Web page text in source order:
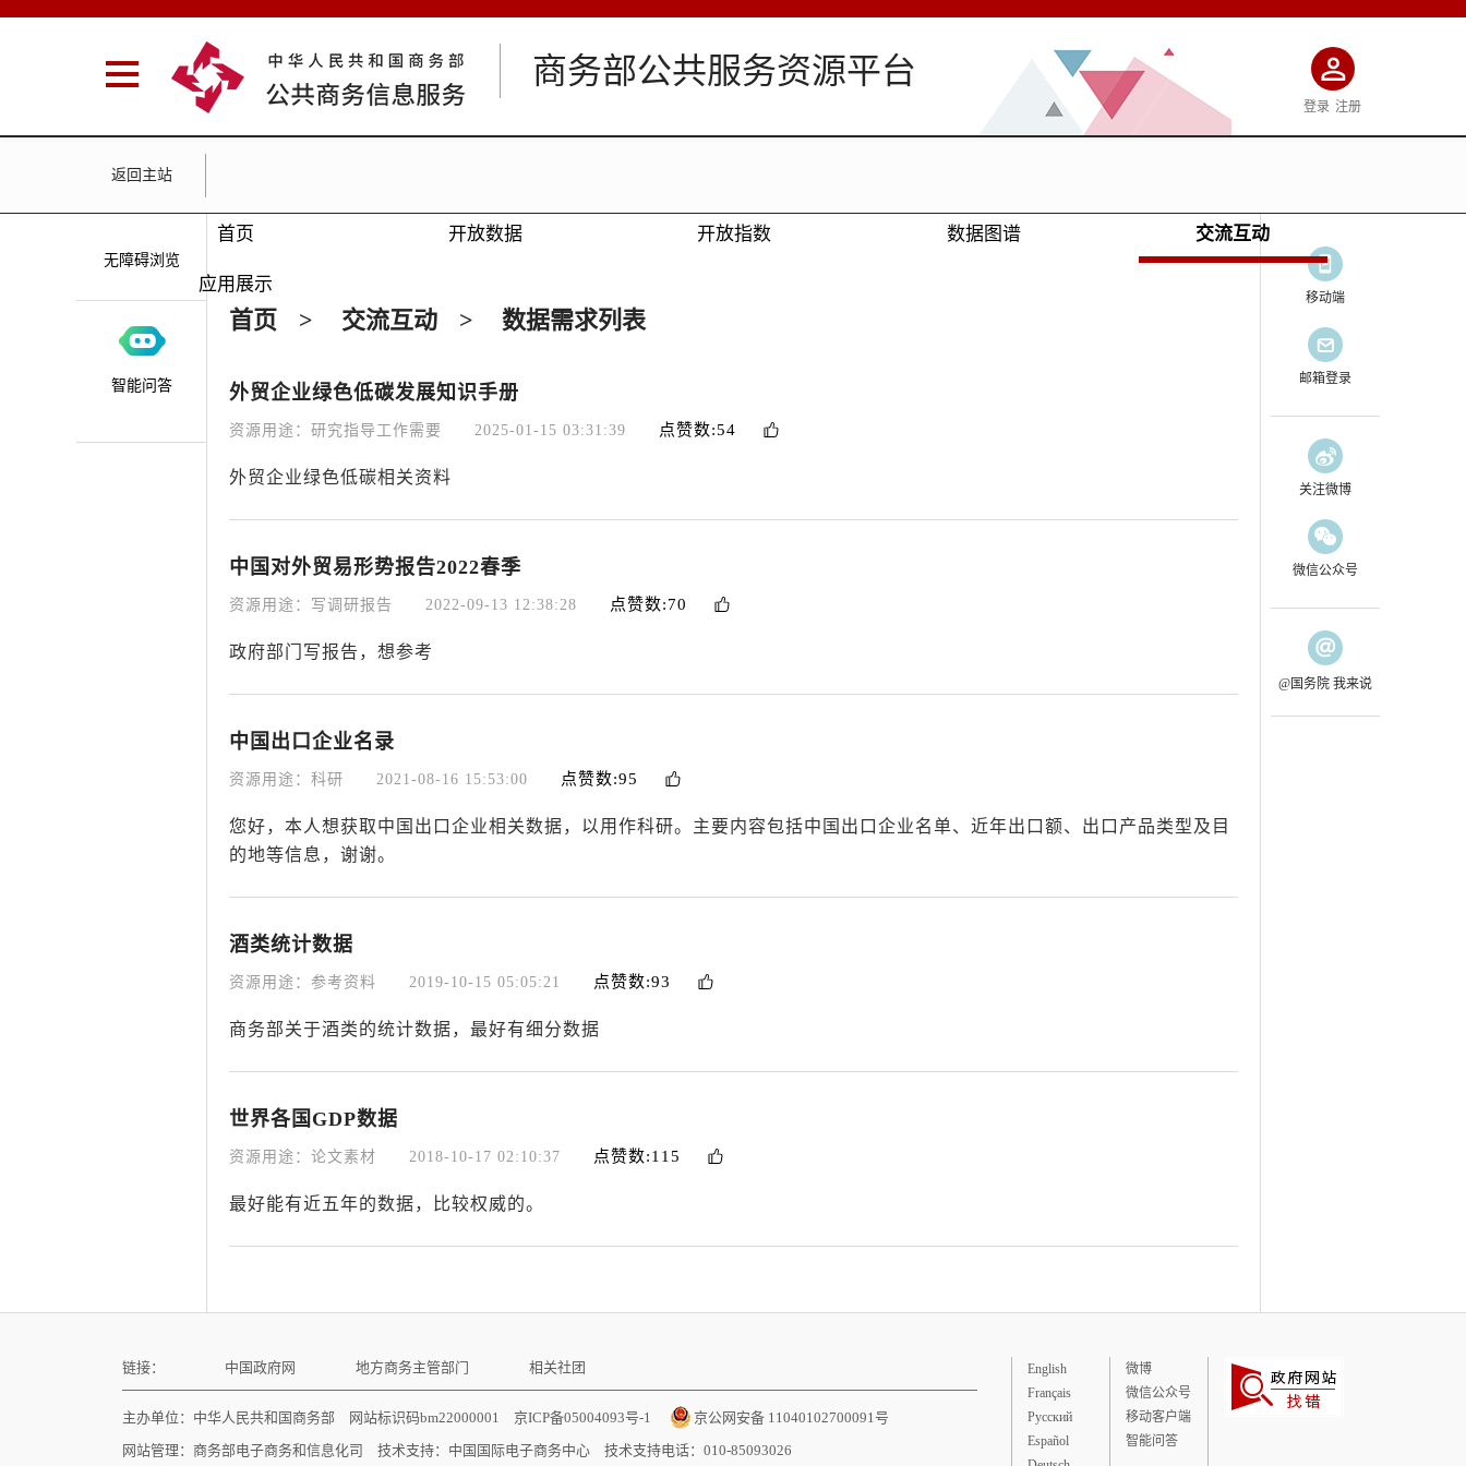
商务部公共服务资源平台
登录 注册
返回主站
首页 开放数据 开放指数 数据图谱 交流互动
应用展示
首页 > 交流互动 > 数据需求列表
外贸企业绿色低碳发展知识手册
资源用途：研究指导工作需要 2025-01-15 03:31:39 点赞数:54
外贸企业绿色低碳相关资料
中国对外贸易形势报告2022春季
资源用途：写调研报告 2022-09-13 12:38:28 点赞数:70
政府部门写报告，想参考
中国出口企业名录
资源用途：科研 2021-08-16 15:53:00 点赞数:95
您好，本人想获取中国出口企业相关数据，以用作科研。主要内容包括中国出口企业名单、近年出口额、出口产品类型及目
的地等信息，谢谢。
酒类统计数据
资源用途：参考资料 2019-10-15 05:05:21 点赞数:93
商务部关于酒类的统计数据，最好有细分数据
世界各国GDP数据
资源用途：论文素材 2018-10-17 02:10:37 点赞数:115
最好能有近五年的数据，比较权威的。
无障碍浏览
智能问答
移动端
邮箱登录
关注微博
微信公众号
@国务院 我来说
链接： 中国政府网 地方商务主管部门 相关社团
主办单位：中华人民共和国商务部 网站标识码bm22000001京ICP备05004093号-1
京公网安备 11040102700091号
网站管理：商务部电子商务和信息化司 技术支持： 中国国际电子商务中心 技术支持电话：010-85093026
English
Français
Русский
Español
微博
微信公众号
移动客户端
智能问答